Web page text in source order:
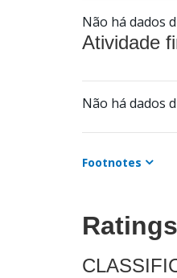
Não há dados
Atividade
Não há dados
Footnotes
Ratings